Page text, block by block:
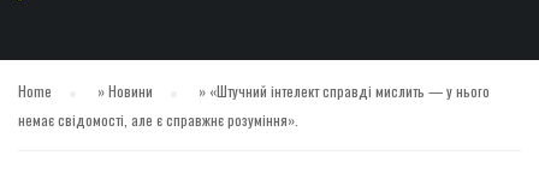
Home »Новини » «Штучний інтелект справді мислить — у нього
немає свідомості, але є справжнє розуміння».